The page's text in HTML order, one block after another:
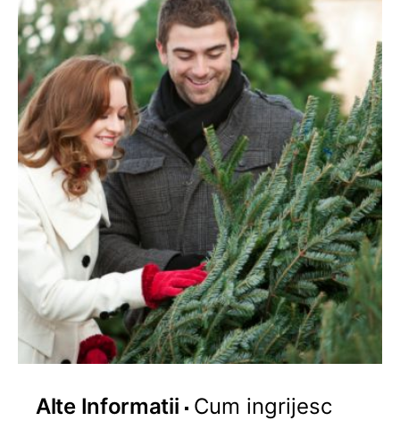
Alte Informatii
Cum ingrijesc